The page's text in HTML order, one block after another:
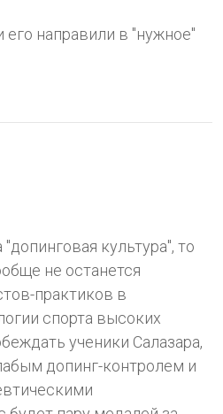
направили в "нужное"
культура", то
не останется
практиков в
спорта высоких
ученики Салазара,
допинг-контролем и